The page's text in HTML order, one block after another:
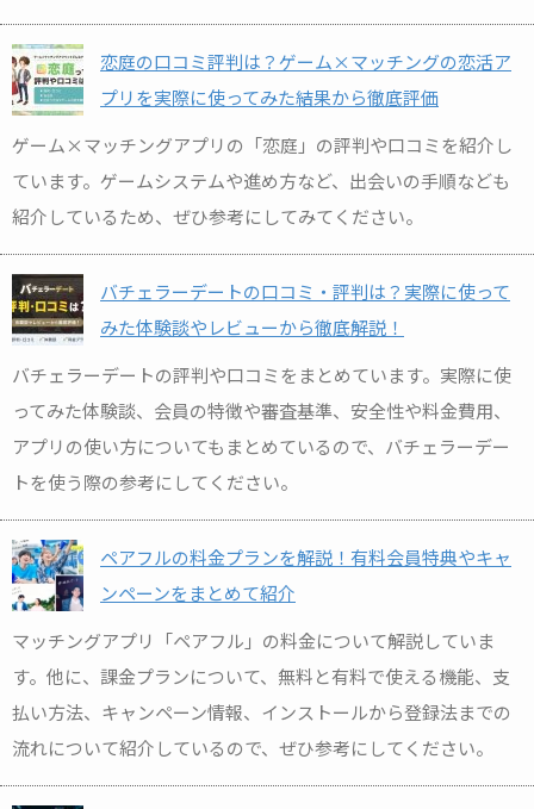
恋庭の口コミ評判は？ゲーム×マッチングの恋活ア
プリを実際に使ってみた結果から徹底評価
ゲーム×マッチングアプリの「恋庭」の評判や口コミを紹介し
ています。ゲームシステムや進め方など、出会いの手順なども
紹介しているため、ぜひ参考にしてみてください。
バチェラーデートの口コミ・評判は？実際に使って
みた体験談やレビューから徹底解説！
バチェラーデートの評判や口コミをまとめています。実際に使
ってみた体験談、会員の特徴や審査基準、安全性や料金費用、
アプリの使い方についてもまとめているので、バチェラーデー
トを使う際の参考にしてください。
ペアフルの料金プランを解説！有料会員特典やキャ
ンペーンをまとめて紹介
マッチングアプリ「ペアフル」の料金について解説していま
す。他に、課金プランについて、無料と有料で使える機能、支
払い方法、キャンペーン情報、インストールから登録法までの
流れについて紹介しているので、ぜひ参考にしてください。